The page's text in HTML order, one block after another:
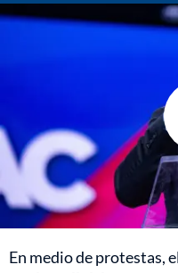
En medio de protestas,